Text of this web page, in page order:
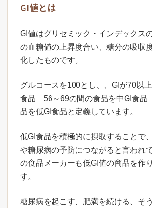
GI値とは
GI値はグリセミック・インデックス
の血糖値の上昇度合い、糖分の吸収
化したものです。
グルコースを100とし、、GIが70以
食品 56～69の間の食品を中GI食
品を低GI食品と定義しています。
低GI食品を積極的に摂取することで
や糖尿病の予防につながると言われ
の食品メーカーも低GI値の商品を作
す。
糖尿病を起こす、肥満を続ける、そ